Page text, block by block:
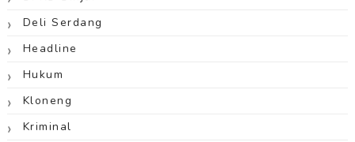
Deli Serdang
Headline
Hukum
Kloneng
Kriminal